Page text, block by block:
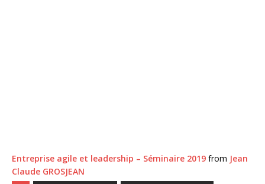
Entreprise agile et leadership – Séminaire 2019 from Jean
Claude GROSJEAN